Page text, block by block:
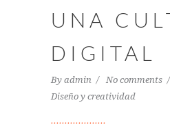
UNA
DIGITAL
By admin No comments
Diseño y creatividad